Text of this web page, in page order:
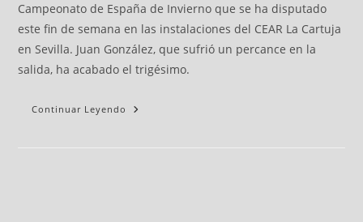
Campeonato de España de Invierno que se ha disputado
este fin de semana en las instalaciones del CEAR La Cartuja
en Sevilla. Juan González, que sufrió un percance en la
salida, ha acabado el trigésimo.
Continuar Leyendo